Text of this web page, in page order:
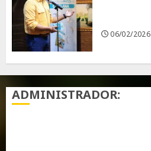
06/02/2026
ADMINISTRADOR: